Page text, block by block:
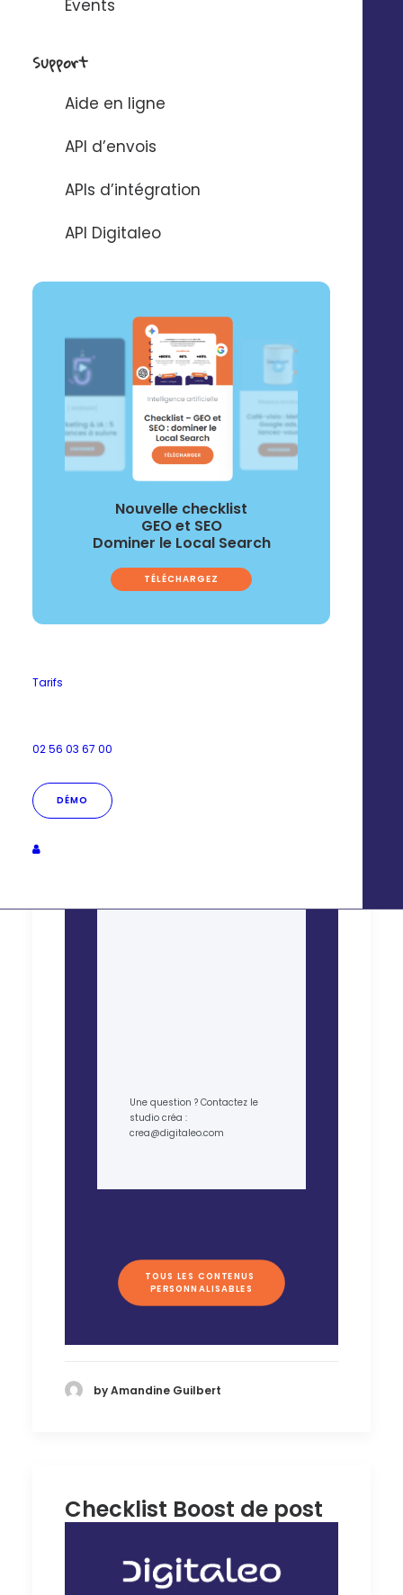
Events
Support
Aide en ligne
API d’envois
APIs d’intégration
API Digitaleo
Nouvelle checklist
GEO et SEO
Dominer le Local Search
TÉLÉCHARGEZ
Tarifs
02 56 03 67 00
DÉMO
stories Facebook et
créer des contenus
engageants.
Remplissez le
charge de la
vous recevez la
checklist sous 5 jours
ouvrés !
Une question ? Contactez le
studio créa :
crea@digitaleo.com
TOUS LES CONTENUS
PERSONNALISABLES
by Amandine Guilbert
Checklist Boost de post